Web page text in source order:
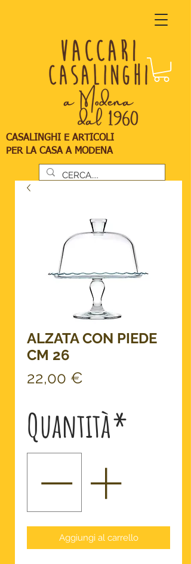
CASALINGHI E ARTICOLI
PER LA CASA A MODENA
ALZATA CON PIEDE
CM 26
22,00 €
Quantità*
Aggiungi al carrello